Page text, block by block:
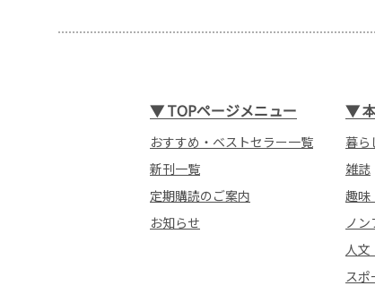
▼TOPページメニュー
おすすめ・ベストセラー一覧
新刊一覧
定期購読のご案内
お知らせ
▼
暮ら
雑誌
趣味
ノン
人文
スポ